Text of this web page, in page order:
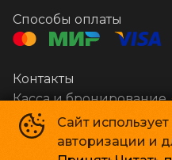
Сайт
авторизации и
Способы оплаты
Контакты
Касса и бронирование
Стар